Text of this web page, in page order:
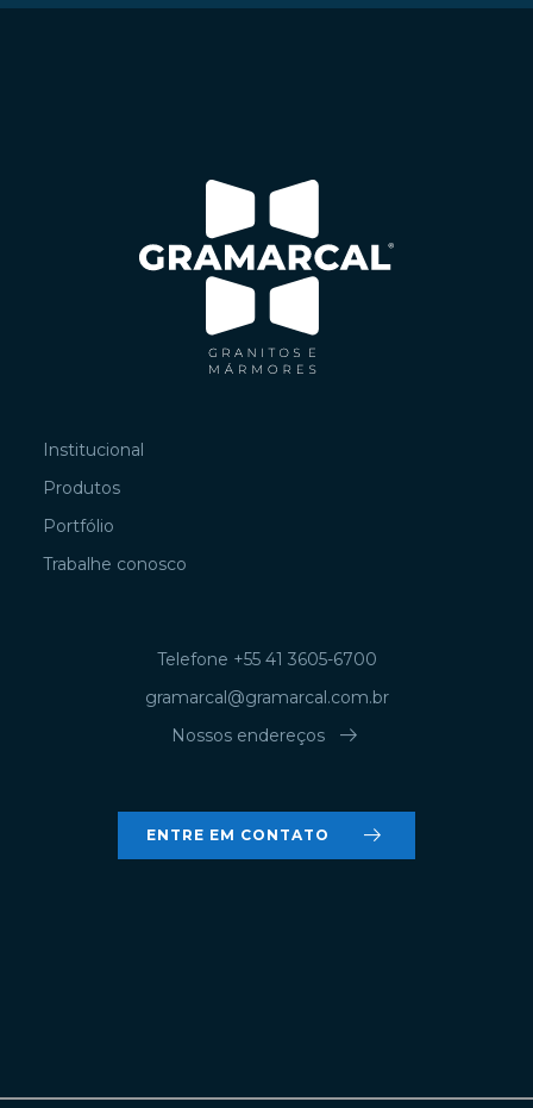
Institucional
Produtos
Portfólio
Trabalhe conosco
Telefone +55 41 3605-6700
gramarcal@gramarcal.com.br
Nossos endereços
arrow_right_alt
ENTRE EM CONTATO arrow_right_alt